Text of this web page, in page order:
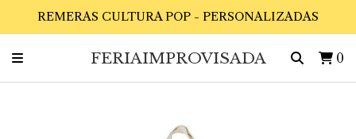
REMERAS CULTURA POP - PERSONALIZADAS
FERIAIMPROVISADA 0